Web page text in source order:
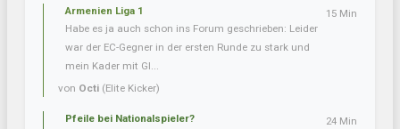
Armenien Liga 1
Habe es ja auch schon ins Forum geschrieben: Leider
war der EC-Gegner in der ersten Runde zu stark und
mein Kader mit Gl...
von Octi (Elite Kicker)
15 Min
Pfeile bei Nationalspieler?
24 Min